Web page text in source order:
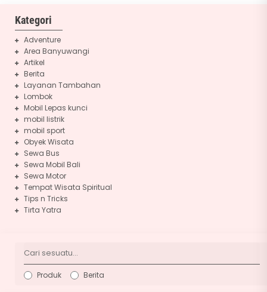
Kategori
Adventure
Area Banyuwangi
Artikel
Berita
Layanan Tambahan
Lombok
Mobil Lepas kunci
mobil listrik
mobil sport
Obyek Wisata
Sewa Bus
Sewa Mobil Bali
Sewa Motor
Tempat Wisata Spiritual
Tips n Tricks
Tirta Yatra
Produk Berita